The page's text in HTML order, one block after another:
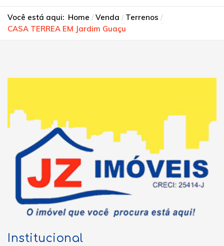
Você está aqui: Home Venda
Terrenos
CASA TERREA EM Jardim Guaçu
Institucional